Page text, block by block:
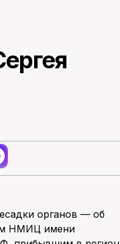
органов — об
НМИЦ имени